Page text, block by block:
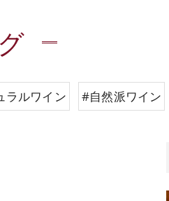
ラルワイン #自然派ワイン